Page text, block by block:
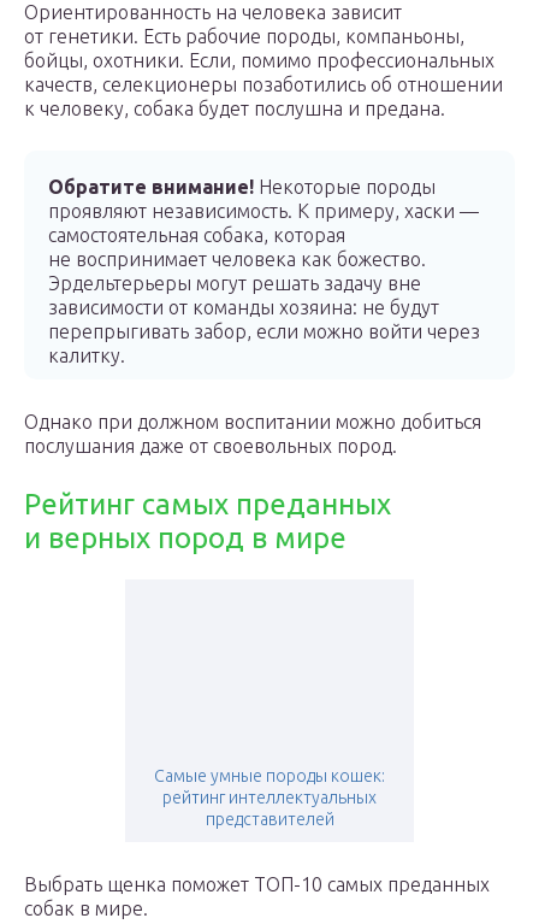
Ориентированность на человека зависит
от генетики. Есть рабочие породы, компаньоны,
бойцы, охотники. Если, помимо профессиональных
качеств, селекционеры позаботились об отношении
к человеку, собака будет послушна и предана.
Обратите внимание! Некоторые породы
проявляют независимость. К примеру, хаски —
самостоятельная собака, которая
не воспринимает человека как божество.
Эрдельтерьеры могут решать задачу вне
зависимости от команды хозяина: не будут
перепрыгивать забор, если можно войти через
калитку.
Однако при должном воспитании можно добиться
послушания даже от своевольных пород.
Рейтинг самых преданных
и верных пород в мире
Самые умные породы кошек:
рейтинг интеллектуальных
представителей
Выбрать щенка поможет ТОП-10 самых преданных
собак в мире.